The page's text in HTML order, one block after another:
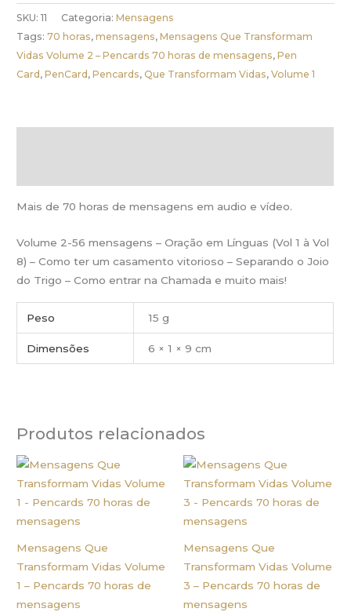
Transformam
Vidas
Volume
2
70
quantidade
SKU:11 Categoria:Mensagens
Tags:70 horas,mensagens,Mensagens Que Transformam
Vidas Volume 2 – Pencards 70 horas de mensagens,Pen
Card ,PenCard ,Pencards,Que Transformam Vidas,Volume 1
Mais de 70 horas de mensagens em audio e vídeo.
Volume 2-56 mensagens – Oração em Línguas (Vol 1 à Vol
8) – Como ter um casamento vitorioso – Separando o Joio
do Trigo – Como entrar na Chamada e muito mais!
Peso 15 g
Dimensões 6 × 1 × 9 cm
Produtos relacionados
Mensagens Que
Transformam Vidas Volume
1 – Pencards 70 horas de
mensagens
Mensagens Que
Transformam Vidas Volume
3 – Pencards 70 horas de
mensagens